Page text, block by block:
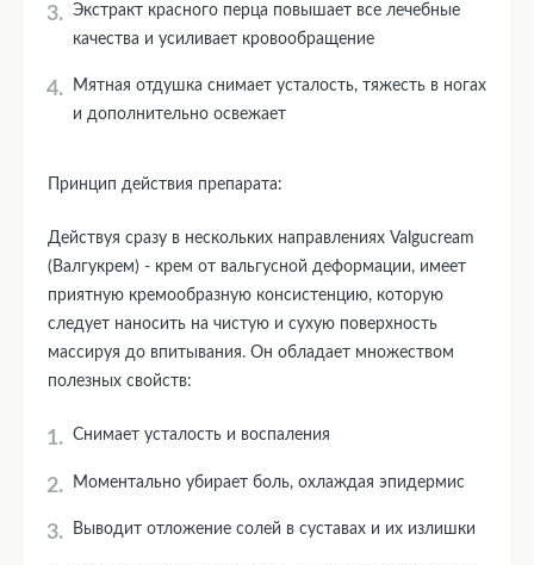
Экстракт красного перца повышает все лечебные
качества и усиливает кровообращение
Мятная отдушка снимает усталость, тяжесть в ногах
и дополнительно освежает
Принцип действия препарата:
Действуя сразу в нескольких направлениях Valgucream
(Валгукрем) - крем от вальгусной деформации, имеет
приятную кремообразную консистенцию, которую
следует наносить на чистую и сухую поверхность
массируя до впитывания. Он обладает множеством
полезных свойств:
Снимает усталость и воспаления
Моментально убирает боль, охлаждая эпидермис
Выводит отложение солей в суставах и их излишки